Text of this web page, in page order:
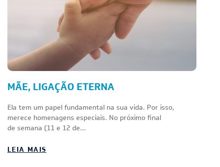
MÃE, LIGAÇÃO ETERNA
Ela tem um papel fundamental na sua vida. Por isso,
merece homenagens especiais. No próximo final
de semana (11 e 12 de...
LEIA MAIS